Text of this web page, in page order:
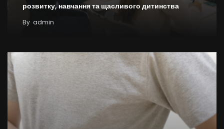
розвитку, навчання та щасливого дитинства
By admin